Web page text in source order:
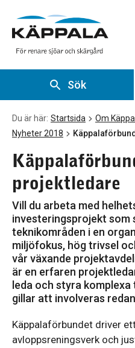
Sök
Du är här: Startsida Om
Nyheter 2018
projektledare
Vill du arbeta med
investeringsprojekt som
teknikområden i en
miljöfokus, hög trivsel
vår växande
är en erfaren
leda och styra
gillar att involveras
Käppalaförbundet driver
avloppsreningsverk och